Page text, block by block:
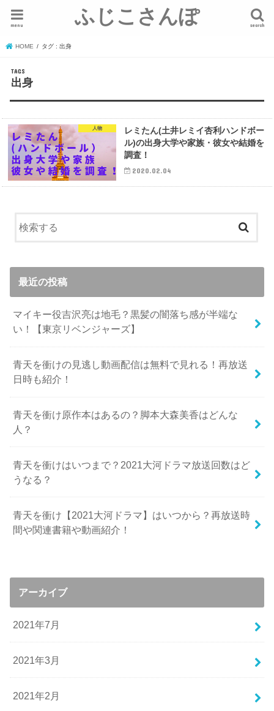
ふじこさんぽ search
menu
HOME タグ : 出身
出身
人物
レミたん(土井レミイ杏利ハンドボー
ル)の出身大学や家族・彼女や結婚を
調査！
2020.02.04
最近の投稿
マイキー役吉沢亮は地毛？黒髪の闇落ち感が半端な
い！【東京リベンジャーズ】
青天を衝けの見逃し動画配信は無料で見れる！再放送
日時も紹介！
青天を衝け原作本はあるの？脚本大森美香はどんな
人？
青天を衝けはいつまで？2021大河ドラマ放送回数はど
うなる？
青天を衝け【2021大河ドラマ】はいつから？再放送時
間や関連書籍や動画紹介！
アーカイブ
2021年7月
2021年3月
2021年2月